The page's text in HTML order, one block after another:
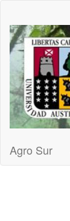
Contenido
principal
Barra
lateral
Agro Sur